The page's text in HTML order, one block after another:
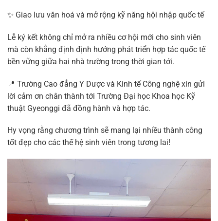
✨ Giao lưu văn hoá và mở rộng kỹ năng hội nhập quốc tế
Lễ ký kết không chỉ mở ra nhiều cơ hội mới cho sinh viên
mà còn khẳng định định hướng phát triển hợp tác quốc tế
bền vững giữa hai nhà trường trong thời gian tới.
📍 Trường Cao đẳng Y Dược và Kinh tế Công nghệ xin gửi
lời cảm ơn chân thành tới Trường Đại học Khoa học Kỹ
thuật Gyeonggi đã đồng hành và hợp tác.
Hy vọng rằng chương trình sẽ mang lại nhiều thành công
tốt đẹp cho các thế hệ sinh viên trong tương lai!